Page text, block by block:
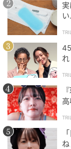
(C)テレビ朝日
次の記事
#1 「
っ